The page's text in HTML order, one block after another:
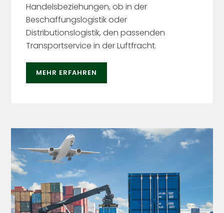
Handelsbeziehungen, ob in der
Beschaffungslogistik oder
Distributionslogistik, den passenden
Transportservice in der Luftfracht.
MEHR ERFAHREN